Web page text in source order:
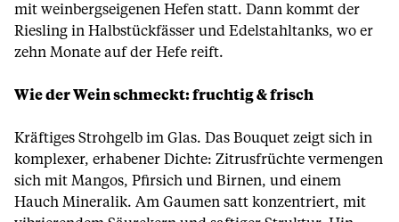
mit weinbergseigenen Hefen statt. Dann kommt der
Riesling in Halbstückfässer und Edelstahltanks, wo er
zehn Monate auf der Hefe reift.
Wie der Wein schmeckt: fruchtig & frisch
Kräftiges Strohgelb im Glas. Das Bouquet zeigt sich in
komplexer, erhabener Dichte: Zitrusfrüchte vermengen
sich mit Mangos, Pfirsich und Birnen, und einem
Hauch Mineralik. Am Gaumen satt konzentriert, mit